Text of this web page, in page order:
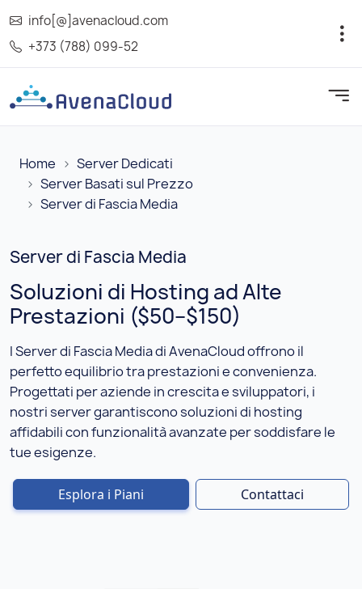
info[@]avenacloud.com
+373 (788) 099-52
Home
Server Dedicati
Server Basati sul Prezzo
Server di Fascia Media
Server di Fascia Media
Soluzioni di Hosting ad Alte
Prestazioni ($50–$150)
I Server di Fascia Media di AvenaCloud offrono il
perfetto equilibrio tra prestazioni e convenienza.
Progettati per aziende in crescita e sviluppatori, i
nostri server garantiscono soluzioni di hosting
affidabili con funzionalità avanzate per soddisfare le
tue esigenze.
Esplora i Piani Contattaci